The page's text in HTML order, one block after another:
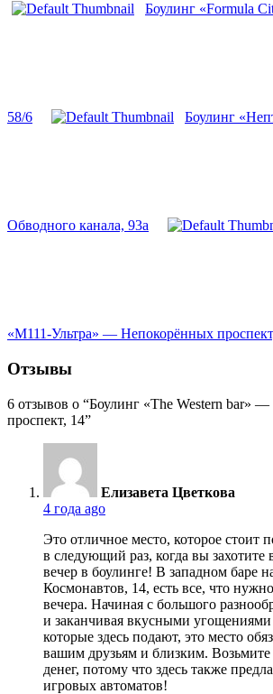
Боулинг «Formula
58/6 Боулинг
Обводного канала, 93а
«М111-Ультра» — Непокорённых
Отзывы
6 отзывов о “Боулинг «The Western bar»
проспект, 14”
Елизавета Цветкова
4 года ago
Это отличное место, которое стоит
в следующий раз, когда вы захотите
вечер в боулинге! В западном баре
Космонавтов, 14, есть все, что
вечера. Начиная с большого
и заканчивая вкусными
которые здесь подают, это место
вашим друзьям и близким.
денег, потому что здесь также
игровых автоматов!